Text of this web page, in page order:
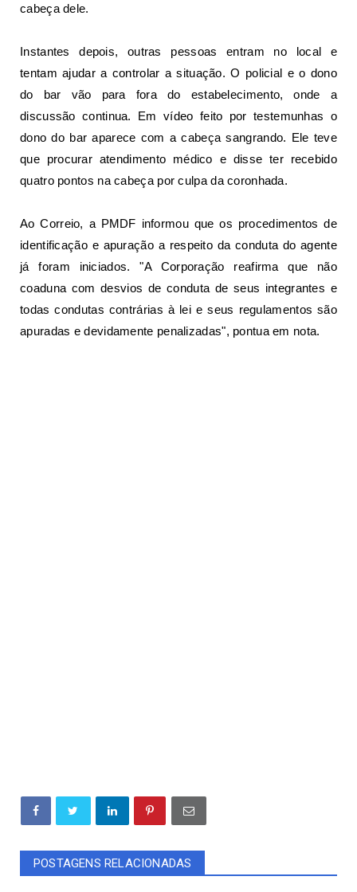
cabeça dele.
Instantes depois, outras pessoas entram no local e
tentam ajudar a controlar a situação. O policial e o dono
do bar vão para fora do estabelecimento, onde a
discussão continua. Em vídeo feito por testemunhas o
dono do bar aparece com a cabeça sangrando. Ele teve
que procurar atendimento médico e disse ter recebido
quatro pontos na cabeça por culpa da coronhada.
Ao Correio, a PMDF informou que os procedimentos de
identificação e apuração a respeito da conduta do agente
já foram iniciados. "A Corporação reafirma que não
coaduna com desvios de conduta de seus integrantes e
todas condutas contrárias à lei e seus regulamentos são
apuradas e devidamente penalizadas", pontua em nota.
POSTAGENS RELACIONADAS